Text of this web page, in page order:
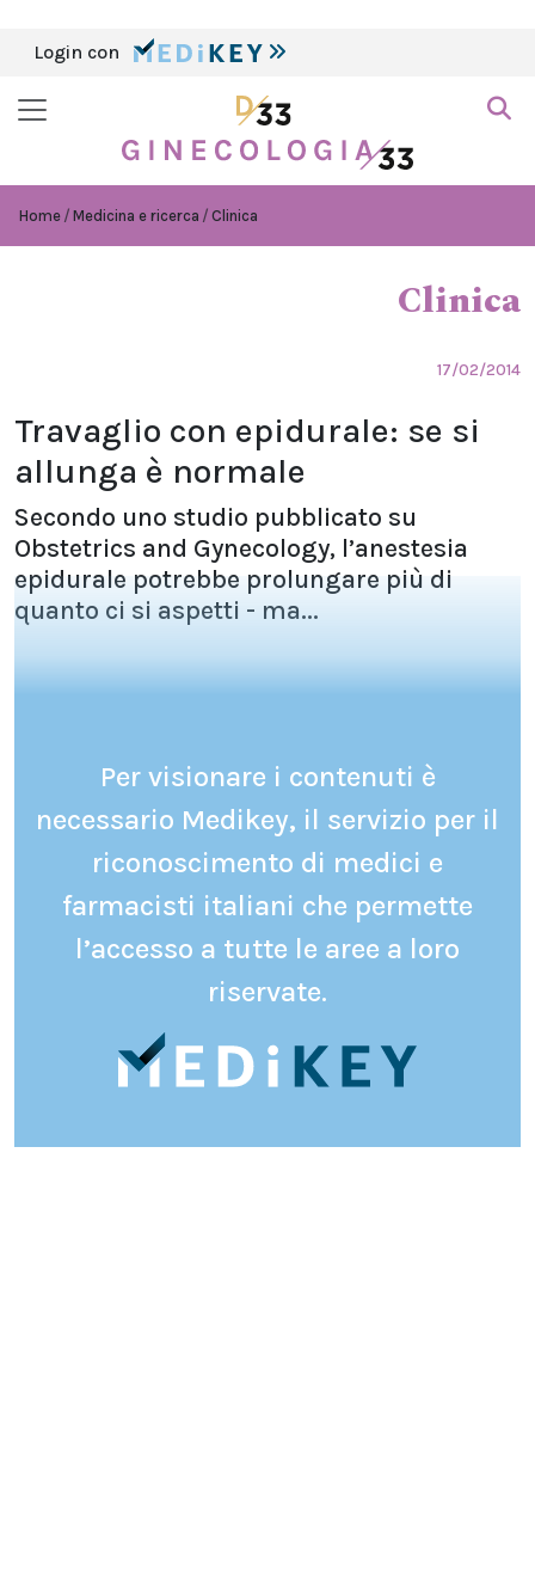
Login con
Home Medicina e ricerca Clinica
Clinica
17/02/2014
Travaglio con epidurale: se si
allunga è normale
Secondo uno studio pubblicato su
Obstetrics and Gynecology, l’anestesia
epidurale potrebbe prolungare più di
quanto ci si aspetti - ma...
Per visionare i contenuti è
necessario Medikey, il servizio per il
riconoscimento di medici e
farmacisti italiani che permette
l’accesso a tutte le aree a loro
riservate.